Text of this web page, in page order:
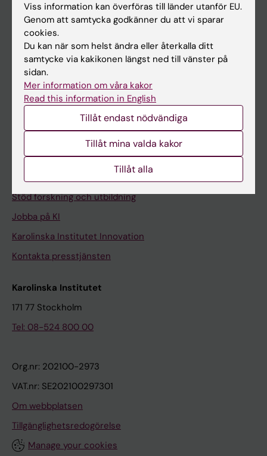
Schema
Studentmejlen
Kurs- och programwebbar
Student på KI
Medarbetare
Medarbetarportalen
Kontakta och besök KI
Universitetsbiblioteket
Stöd forskning och utbildning
Jobba på KI
Karolinska Institutet Innovation
Kontakta presstjänsten
Karolinska Institutet
171 77 Stockholm
Tel: 08-524 800 00
Org.nr: 202100-2973
VAT.nr: SE202100297301
Om webbplatsen
Tillgänglighetsredogörelse
Manage your cookies
Viss information kan överföras till länder utanför EU.
Genom att samtycka godkänner du att vi sparar
cookies.
Du kan när som helst ändra eller återkalla ditt
samtycke via kakikonen längst ned till vänster på
sidan.
Mer information om våra kakor
Read this information in English
Tillåt endast nödvändiga
Tillåt mina valda kakor
Tillåt alla